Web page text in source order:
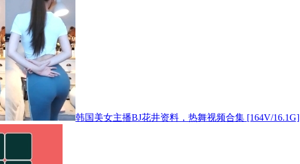
韩国美女主播BJ花井资料，热舞视频合集 [164V/16.1G]